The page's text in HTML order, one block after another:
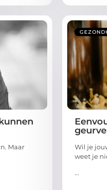
Maar
Wil je
weet je
...